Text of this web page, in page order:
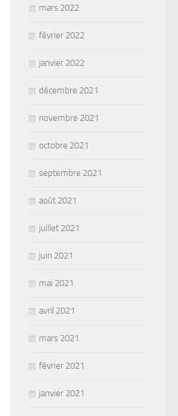
mars 2022
février 2022
janvier 2022
décembre 2021
novembre 2021
octobre 2021
septembre 2021
août 2021
juillet 2021
juin 2021
mai 2021
avril 2021
mars 2021
février 2021
janvier 2021